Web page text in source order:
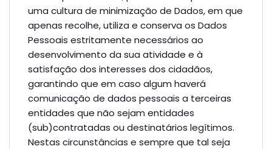
uma cultura de minimização de Dados, em que
apenas recolhe, utiliza e conserva os Dados
Pessoais estritamente necessários ao
desenvolvimento da sua atividade e à
satisfação dos interesses dos cidadãos,
garantindo que em caso algum haverá
comunicação de dados pessoais a terceiras
entidades que não sejam entidades
(sub)contratadas ou destinatários legítimos.
Nestas circunstâncias e sempre que tal seja